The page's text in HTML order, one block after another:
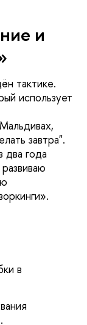
и
тактике.
использует
завтра".
два года
в